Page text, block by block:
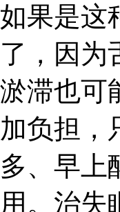
如果是这
了，因为
淤滞也可
加负担，
多、早上
用。治失